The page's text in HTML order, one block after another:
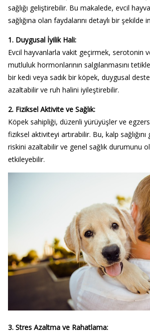
sağlığı geliştirebilir. Bu makalede, evcil
sağlığına olan faydalarını detaylı bir şekilde
1. Duygusal İyilik Hali:
Evcil hayvanlarla vakit geçirmek, serotonin
mutluluk hormonlarının salgılanmasını
bir kedi veya sadık bir köpek, duygusal
azaltabilir ve ruh halini iyileştirebilir.
2. Fiziksel Aktivite ve Sağlık:
Köpek sahipliği, düzenli yürüyüşler ve
fiziksel aktiviteyi artırabilir. Bu, kalp
riskini azaltabilir ve genel sağlık durumunu
etkileyebilir.
3. Stres Azaltma ve Rahatlama: